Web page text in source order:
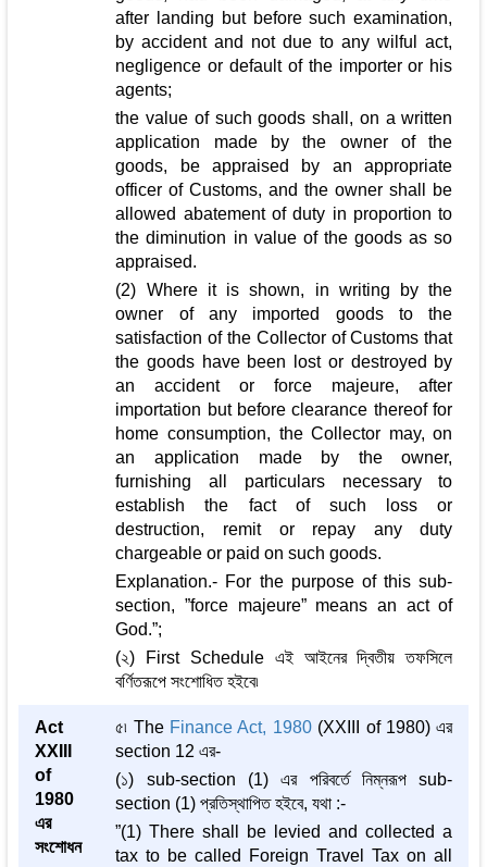
after landing but before such examination,
by accident and not due to any wilful act,
negligence or default of the importer or his
agents;
the value of such goods shall, on a written
application made by the owner of the
goods, be appraised by an appropriate
officer of Customs, and the owner shall be
allowed abatement of duty in proportion to
the diminution in value of the goods as so
appraised.
(2) Where it is shown, in writing by the
owner of any imported goods to the
satisfaction of the Collector of Customs that
the goods have been lost or destroyed by
an accident or force majeure, after
importation but before clearance thereof for
home consumption, the Collector may, on
an application made by the owner,
furnishing all particulars necessary to
establish the fact of such loss or
destruction, remit or repay any duty
chargeable or paid on such goods.
Explanation.- For the purpose of this sub-
section, ”force majeure” means an act of
God.”;
(২) First Schedule এই আইনের দ্বিতীয় তফসিলে
বর্ণিতরূপে সংশোধিত হইবে৷
Act
XXIII
of
1980
এর
সংশোধন
৫৷ The Finance Act, 1980(XXIII of 1980) এর
section 12 এর-
(১) sub-section (1) এর পরিবর্তে নিম্নরূপ sub-
section (1) প্রতিস্থাপিত হইবে, যথা :-
”(1) There shall be levied and collected a
tax to be called Foreign Travel Tax on all